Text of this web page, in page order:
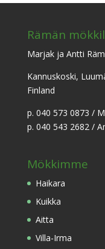
Rämän
Marjak ja Antti
Kannuskoski,
Finland
p. 040 573 0873 /
p. 040 543 2682 /
Mökkimme
Haikara
Kuikka
Aitta
Villa-Irma